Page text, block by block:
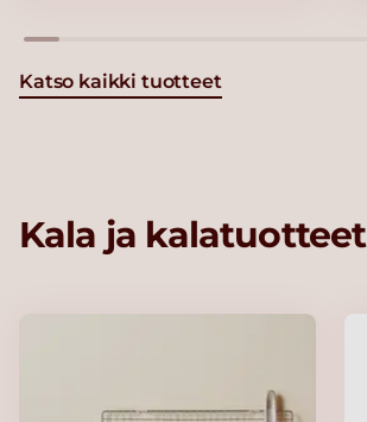
Katso kaikki tuotteet
Kala ja kalatuotteet